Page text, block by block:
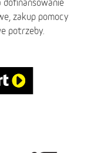
dofinansowanie
zakup pomocy
potrzeby.